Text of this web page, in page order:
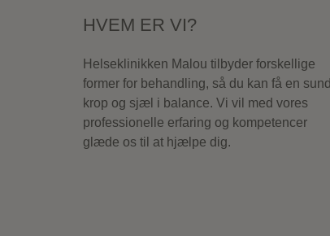
HVEM ER VI?
Helseklinikken Malou tilbyder forskellige
former for behandling, så du kan få en sund
krop og sjæl i balance. Vi vil med vores
professionelle erfaring og kompetencer
glæde os til at hjælpe dig.